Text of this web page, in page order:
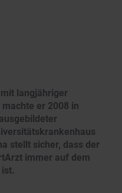
langjähriger
er 2008 in
stellt sicher, dass der
immer auf dem